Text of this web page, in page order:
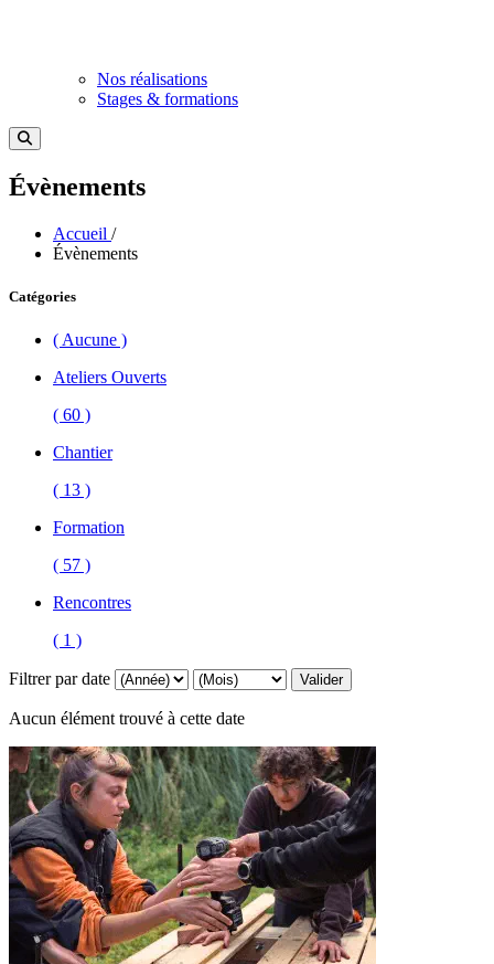
Nos réalisations
Stages & formations
Évènements
Accueil /
Évènements
Catégories
( Aucune )
Ateliers Ouverts
( 60 )
Chantier
( 13 )
Formation
( 57 )
Rencontres
( 1 )
Filtrer par date Valider
Aucun élément trouvé à cette date